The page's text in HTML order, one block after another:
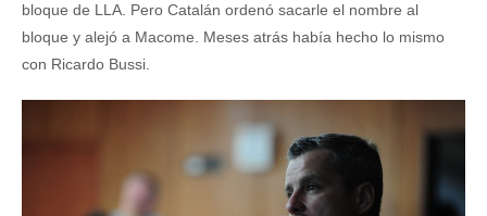
bloque de LLA. Pero Catalán ordenó sacarle el nombre al
bloque y alejó a Macome. Meses atrás había hecho lo mismo
con Ricardo Bussi.